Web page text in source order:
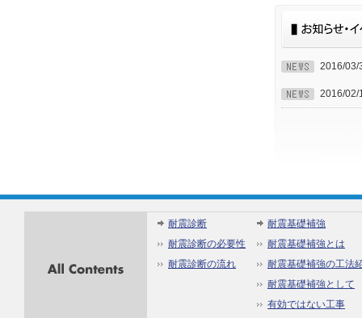
2016/03/
2016/02/
耐震診断
耐震診断の必要性
耐震診断の流れ
耐震基礎補強
耐震基礎補強とは
耐震基礎補強の工法
耐震基礎補強として
有効ではない工事